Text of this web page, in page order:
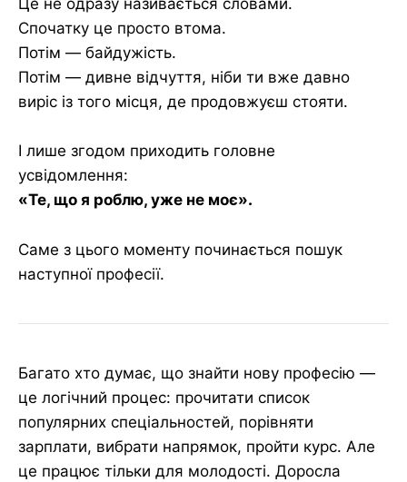
Це не одразу називається словами.
Спочатку це просто втома.
Потім — байдужість.
Потім — дивне відчуття, ніби ти вже давно
виріс із того місця, де продовжуєш стояти.
І лише згодом приходить головне
усвідомлення:
«Те, що я роблю, уже не моє».
Саме з цього моменту починається пошук
наступної професії.
Багато хто думає, що знайти нову професію —
це логічний процес: прочитати список
популярних спеціальностей, порівняти
зарплати, вибрати напрямок, пройти курс. Але
це працює тільки для молодості. Доросла